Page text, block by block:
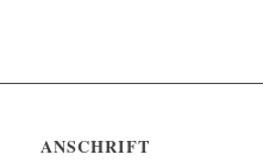
ANSCHRIFT